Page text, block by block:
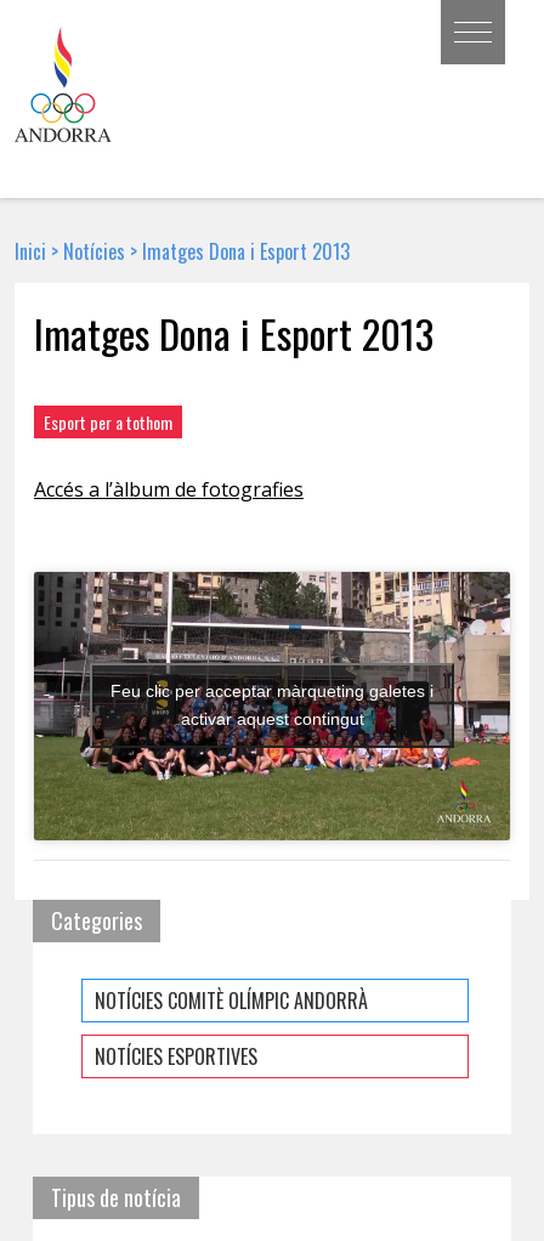
Inici > Notícies > Imatges Dona i Esport 2013
Imatges Dona i Esport 2013
Esport per a tothom
Accés a l’àlbum de fotografies
Feu clic per acceptar màrqueting galetes i
activar aquest contingut
Categories
NOTÍCIES COMITÈ OLÍMPIC ANDORRÀ
NOTÍCIES ESPORTIVES
Tipus de notícia